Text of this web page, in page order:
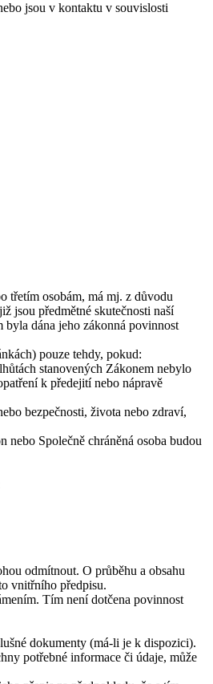
jsou v kontaktu v souvislosti
třetím osobám, má mj. z důvodu
jsou předmětné skutečnosti naší
dána jeho zákonná povinnost
pouze tehdy, pokud:
stanovených Zákonem nebylo
k předejití nebo nápravě
bezpečnosti, života nebo zdraví,
Společně chráněná osoba budou
odmítnout. O průběhu a obsahu
vnitřního předpisu.
Tím není dotčena povinnost
dokumenty (má-li je k dispozici).
potřebné informace či údaje, může